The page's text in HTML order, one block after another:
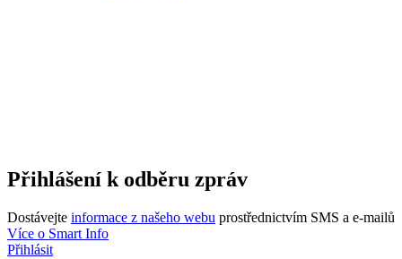
Přihlášení k odběru zpráv
Dostávejte informace z našeho webu prostřednictvím SMS a e-mailů
Více o Smart Info
Přihlásit